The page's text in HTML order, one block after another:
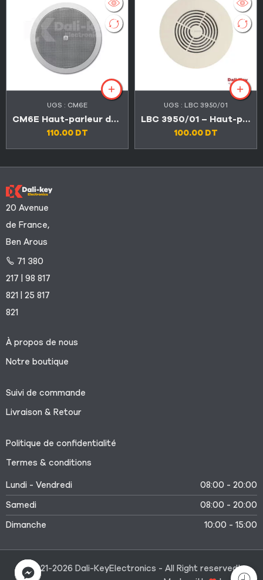
UGS : CM6E
CM6E Haut-parleur de plafond à double cône 6,5″
110.00 DT
UGS : LBC 3950/01
LBC 3950/01 – Haut-parleur de plafond étanche (IPx4)
100.00 DT
20 Avenue
de France,
Ben Arous
71 380
217 | 98 817
821 | 25 817
821
À propos de nous
Notre boutique
Suivi de commande
Livraison & Retour
Politique de confidentialité
Termes & conditions
Lundi - Vendredi
08:00 - 20:00
Samedi
08:00 - 20:00
Dimanche
10:00 - 15:00
©2021-2026 Dali-KeyElectronics - All Right reserved!